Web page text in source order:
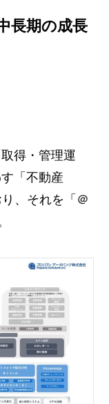
長期の成長
得・管理運
「不動産
、それを「＠